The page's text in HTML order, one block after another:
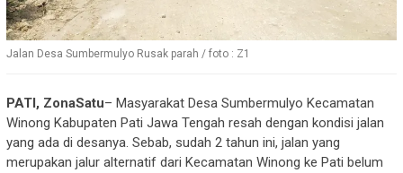
Jalan Desa Sumbermulyo Rusak parah / foto : Z1
PATI, ZonaSatu– Masyarakat Desa Sumbermulyo Kecamatan
Winong Kabupaten Pati Jawa Tengah resah dengan kondisi jalan
yang ada di desanya. Sebab, sudah 2 tahun ini, jalan yang
merupakan jalur alternatif dari Kecamatan Winong ke Pati belum